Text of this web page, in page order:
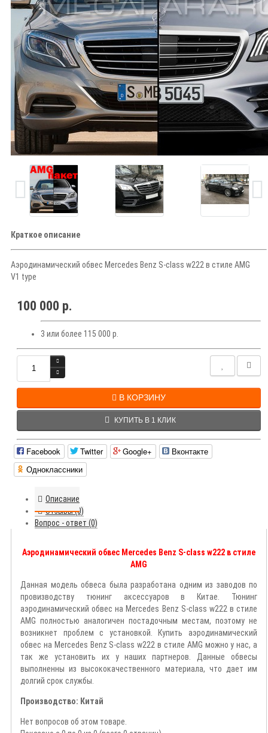
Краткое описание
Аэродинамический обвес Mercedes Benz S-class w222 в стиле AMG
V1 type
100 000 р.
3 или более 115 000 р.
В КОРЗИНУ
КУПИТЬ В 1 КЛИК
Facebook Twitter Google+
Вконтакте
Одноклассники
Описание
Отзывы (0)
Вопрос - ответ (0)
Аэродинамический обвес Mercedes Benz S-class w222 в стиле
AMG
Данная модель обвеса была разработана одним из заводов по
провизводству тюнинг аксессуаров в Китае. Тюнинг
аэродинамический обвес на Mercedes Benz S-class w222 в стиле
AMG полностью аналогичен постадочным местам, поэтому не
возникнет проблем с установкой. Купить аэродинамический
обвес на Mercedes Benz S-class w222 в стиле AMG можно у нас, а
так же установить их у наших партнеров. Данные обвесы
выполненны из высококачественного материала, что дает им
долгий срок службы.
Производство: Китай
Нет вопросов об этом товаре.